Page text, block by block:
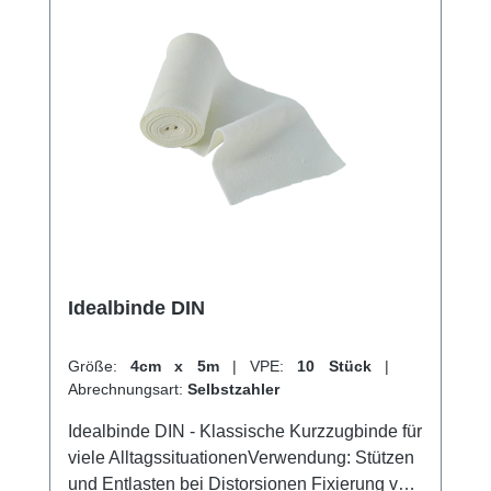
ihre hohe Qualität und Vielseitigkeit ist die
Idealbinde BMP ein unverzichtbares
Hilfsmittel im medizinischen Alltag. Weitere
Informationen des Herstellers Kaufen Sie jetzt
Idealbinde BMP online bei uns und profitieren
Sie von unserem schnellen Versand und
unserem hervorragenden Kundenservice.
Idealbinde DIN
Größe: 4cm x 5m | VPE: 10 Stück |
Abrechnungsart: Selbstzahler
Idealbinde DIN - Klassische Kurzzugbinde für
viele AlltagssituationenVerwendung: Stützen
und Entlasten bei Distorsionen Fixierung von